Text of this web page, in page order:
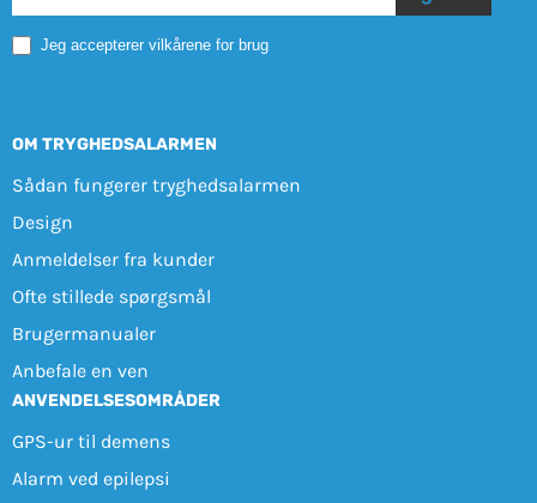
Mobile
Jeg accepterer vilkårene for brug
OM TRYGHEDSALARMEN
Sådan fungerer tryghedsalarmen
Design
Anmeldelser fra kunder
Ofte stillede spørgsmål
Brugermanualer
Anbefale en ven
ANVENDELSESOMRÅDER
GPS-ur til demens
Alarm ved epilepsi